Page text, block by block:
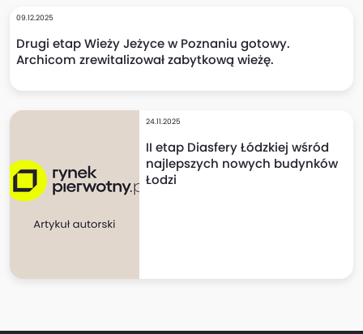
09.12.2025
Drugi etap Wieży Jeżyce w Poznaniu gotowy.
Archicom zrewitalizował zabytkową wieżę.
24.11.2025
II etap Diasfery Łódzkiej wśród
najlepszych nowych budynków
Łodzi